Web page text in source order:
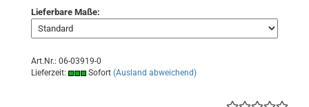
Lieferbare Maße:
Art.Nr.: 06-03919-0
Lieferzeit:
Sofort (Ausland abweichend)